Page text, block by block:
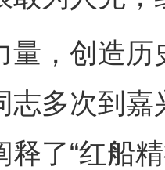
，创造历
志多次到
释了“红船